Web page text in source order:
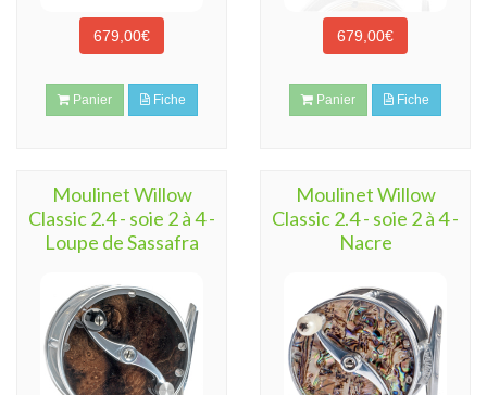
679,00€
Panier Fiche
679,00€
Panier Fiche
Moulinet Willow
Classic 2.4 - soie 2 à 4 -
Loupe de Sassafra
Moulinet Willow
Classic 2.4 - soie 2 à 4 -
Nacre